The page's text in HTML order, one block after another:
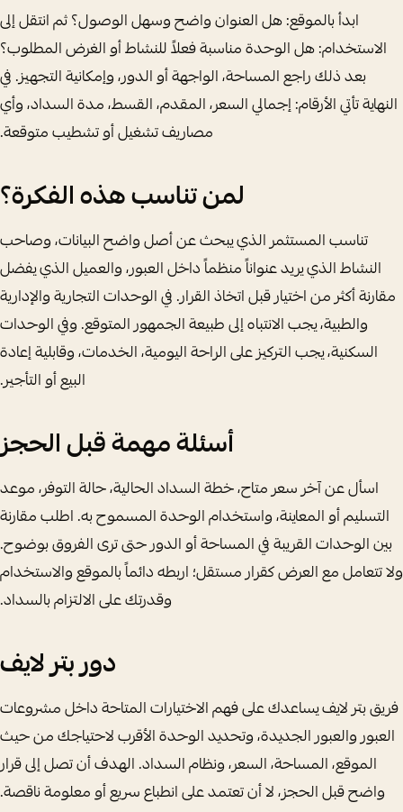
ابدأ بالموقع: هل العنوان واضح وسهل الوصول؟ ثم انتقل إلى
الاستخدام: هل الوحدة مناسبة فعلاً للنشاط أو الغرض المطلوب؟
بعد ذلك راجع المساحة، الواجهة أو الدور، وإمكانية التجهيز. في
النهاية تأتي الأرقام: إجمالي السعر، المقدم، القسط، مدة السداد، وأي
مصاريف تشغيل أو تشطيب متوقعة.
لمن تناسب هذه الفكرة؟
تناسب المستثمر الذي يبحث عن أصل واضح البيانات، وصاحب
النشاط الذي يريد عنواناً منظماً داخل العبور، والعميل الذي يفضل
مقارنة أكثر من اختيار قبل اتخاذ القرار. في الوحدات التجارية والإدارية
والطبية، يجب الانتباه إلى طبيعة الجمهور المتوقع. وفي الوحدات
السكنية، يجب التركيز على الراحة اليومية، الخدمات، وقابلية إعادة
البيع أو التأجير.
أسئلة مهمة قبل الحجز
اسأل عن آخر سعر متاح، خطة السداد الحالية، حالة التوفر، موعد
التسليم أو المعاينة، واستخدام الوحدة المسموح به. اطلب مقارنة
بين الوحدات القريبة في المساحة أو الدور حتى ترى الفروق بوضوح.
ولا تتعامل مع العرض كقرار مستقل؛ اربطه دائماً بالموقع والاستخدام
وقدرتك على الالتزام بالسداد.
دور بتر لايف
فريق بتر لايف يساعدك على فهم الاختيارات المتاحة داخل مشروعات
العبور والعبور الجديدة، وتحديد الوحدة الأقرب لاحتياجك من حيث
الموقع، المساحة، السعر، ونظام السداد. الهدف أن تصل إلى قرار
واضح قبل الحجز، لا أن تعتمد على انطباع سريع أو معلومة ناقصة.